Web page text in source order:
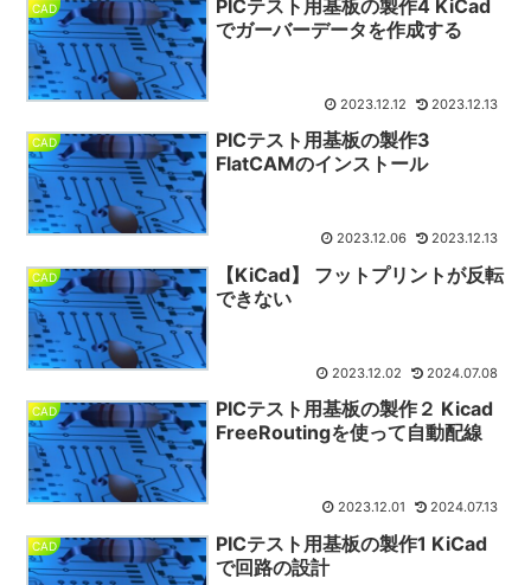
CAD
PICテスト用基板の製作4 KiCad
でガーバーデータを作成する
2023.12.12 2023.12.13
CAD
PICテスト用基板の製作3
FlatCAMのインストール
2023.12.06 2023.12.13
CAD
【KiCad】 フットプリントが反転
できない
2023.12.02 2024.07.08
CAD
PICテスト用基板の製作２ Kicad
FreeRoutingを使って自動配線
2023.12.01 2024.07.13
CAD
PICテスト用基板の製作1 KiCad
で回路の設計